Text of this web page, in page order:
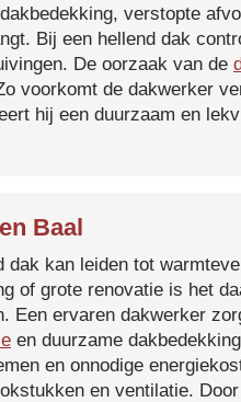
verstopte
Bij een hellend dak
De oorzaak van de
voorkomt de dakwerker
hij een duurzaam en
Baal
kan leiden tot
of grote renovatie is het
Een ervaren dakwerker
en duurzame
en onnodige
en ventilatie.